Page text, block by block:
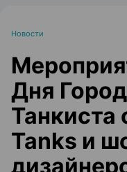
Новости
Дня
Танкиста
Tanks и